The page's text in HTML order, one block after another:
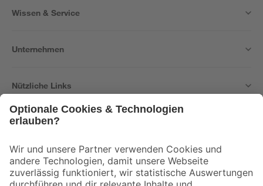
Wissen & Service
Unternehmen
Nützliche Links
Der toom Newsletter: Keine Angebote und Aktionen mehr verpassen!
Zur Newsletter Anmeldung